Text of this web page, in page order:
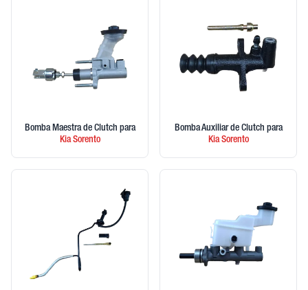
Bomba Maestra de Clutch para
KiaSorento
Bomba Auxiliar de Clutch para
KiaSorento